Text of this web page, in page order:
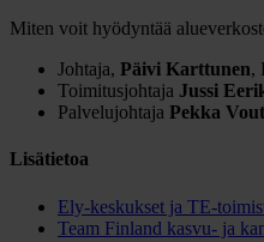
Miten voit hyödyntää
Johtaja, Päivi Karttunen,
Toimitusjohtaja Jussi
Palvelujohtaja Pekka
Lisätietoa
Ely-keskukset ja TE-
Team Finland kasvu- ja